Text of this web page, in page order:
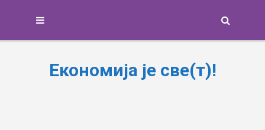
Економија је све(т)!